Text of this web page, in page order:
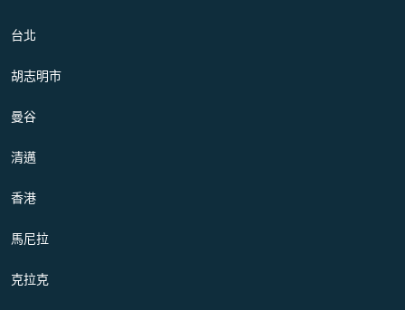
台北
胡志明市
曼谷
清邁
香港
馬尼拉
克拉克